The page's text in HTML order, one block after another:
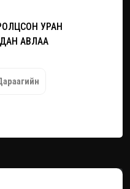
УРАН
АВЛАА